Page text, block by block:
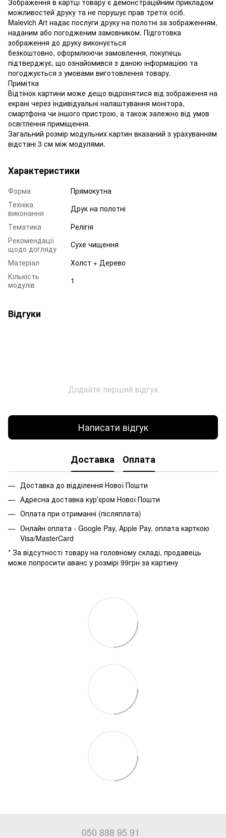
можливостей друку та не порушує прав третіх осіб.
Malevich Art надає послуги друку на полотні за зображенням,
наданим або погодженим замовником. Підготовка
зображення до друку виконується
безкоштовно, оформлюючи замовлення, покупець
підтверджує, що ознайомився з даною інформацією та
погоджується з умовами виготовлення товару.
Примітка
Відтінок картини може дещо відрізнятися від зображення на
екрані через індивідуальні налаштування монітора,
смартфона чи іншого пристрою, а також залежно від умов
освітлення приміщення.
Загальний розмір модульних картин вказаний з урахуванням
відстані 3 см між модулями.
Характеристики
Форма
Прямокутна
Техніка
виконання
Друк на полотні
Тематика
Релігія
Рекомендації
щодо догляду
Сухе чищення
Матеріал
Холст + Дерево
Кількість
модулів
1
Відгуки
Додайте перший відгук
Написати відгук
Доставка Оплата
Доставка до відділення Нової Пошти
Адресна доставка курʼєром Нової Пошти
Оплата при отриманні (післяплата)
Онлайн оплата - Google Pay, Apple Pay, оплата карткою
Visa/MasterCard
* За відсутності товару на головному складі, продавець
може попросити аванс у розмірі 99грн за картину
050 888 95 91